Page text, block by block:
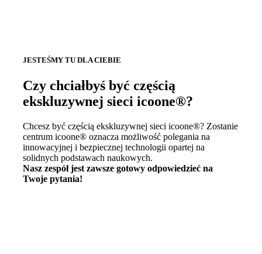
JESTEŚMY TU DLA CIEBIE
Czy chciałbyś być częścią
ekskluzywnej sieci icoone®?
Chcesz być częścią ekskluzywnej sieci icoone®? Zostanie
centrum icoone® oznacza możliwość polegania na
innowacyjnej i bezpiecznej technologii opartej na
solidnych podstawach naukowych.
Nasz zespół jest zawsze gotowy odpowiedzieć na
Twoje pytania!